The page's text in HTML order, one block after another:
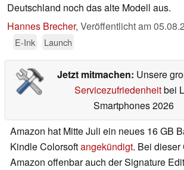
Deutschland noch das alte Modell aus.
Hannes Brecher, Veröffentlicht am
E-Ink Launch
Jetzt mitmachen: Unsere
Servicezufriedenheitbei
Smartphones 2026
Amazon hat Mitte Juli ein neues 16 GB
Kindle Colorsoftangekündigt. Bei
Amazon offenbar auch der Signature